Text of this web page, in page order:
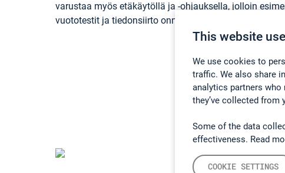
This website
We use cookies to
traffic. We also share
analytics partners who
they’ve collected from
Some of the data
effectiveness. Read
COOKIE SETTINGS
varustaa myös etäkäytöllä ja -ohjauksella, jolloin
vuototestit ja tiedonsiirto onnistuvat käytön aikana.